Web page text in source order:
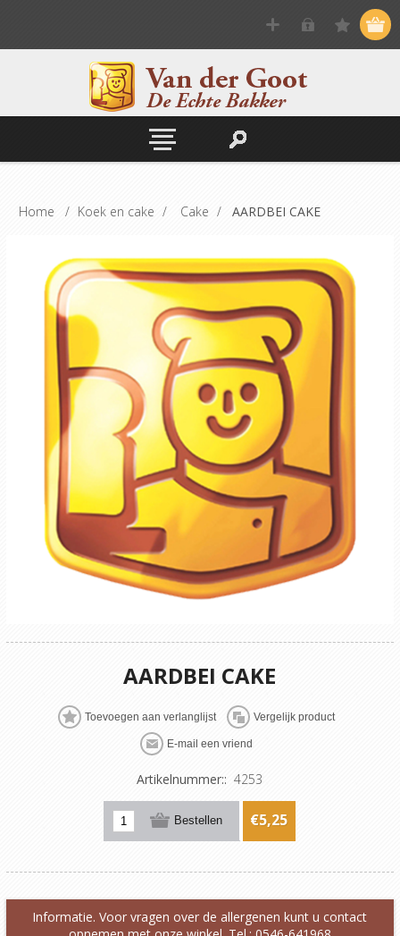
Home / Koek en cake / Cake / AARDBEI CAKE
AARDBEI CAKE
Artikelnummer:: 4253
€5,25
Informatie. Voor vragen over de allergenen kunt u contact